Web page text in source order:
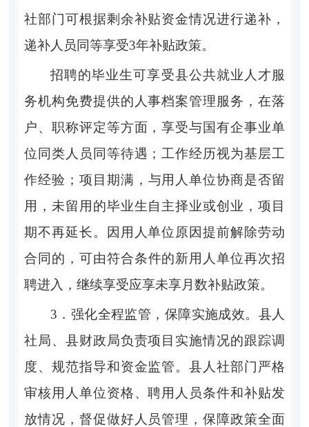
社部门可根据剩余补贴资金情况进行递补，
递补人员同等享受3年补贴政策。
招聘的毕业生可享受县公共就业人才服
务机构免费提供的人事档案管理服务，在落
户、职称评定等方面，享受与国有企事业单
位同类人员同等待遇；工作经历视为基层工
作经验；项目期满，与用人单位协商是否留
用，未留用的毕业生自主择业或创业，项目
期不再延长。因用人单位原因提前解除劳动
合同的，可由符合条件的新用人单位再次招
聘进入，继续享受应享未享月数补贴政策。
3． 强化全程监管，保障实施成效。 县人
社局、县财政局负责项目实施情况的跟踪调
度、规范指导和资金监管。县人社部门严格
审核用人单位资格、聘用人员条件和补贴发
放情况，督促做好人员管理，保障政策全面